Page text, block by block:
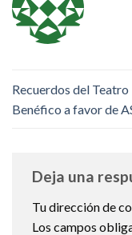
Recuerdos del Teatro
Benéfico a favor de
Deja una
Tu dirección de
Los campos